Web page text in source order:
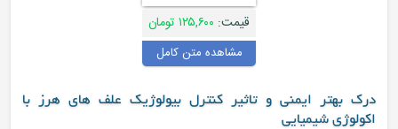
مشاهده متن کامل
و تاثیر کنترل بیولوژیک علف های هرز با